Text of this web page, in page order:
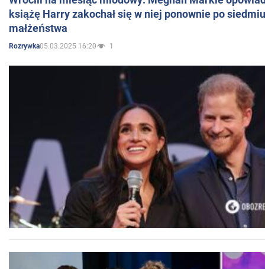
książę Harry zakochał się w niej ponownie po
małżeństwa
Rozrywka05.03.2025 16:20 1